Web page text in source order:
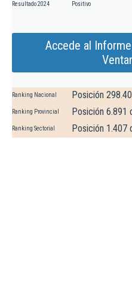
Resultado 2024 Positivo
Accede al
Ranking Nacional Posición
Ranking Provincial Posición 6.891
Ranking Sectorial Posición 1.407